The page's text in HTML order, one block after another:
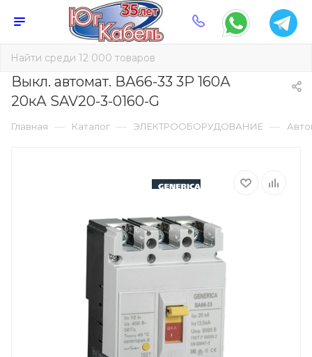
Выкл. автомат. ВА66-33 3Р 160А
20кА SAV20-3-0160-G
Главная — Каталог — ЭЛЕКТРООБОРУДОВАНИЕ —